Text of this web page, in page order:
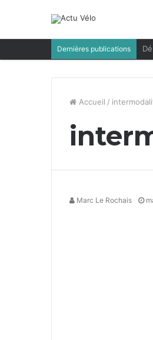
Dernières publications
Accueil /
Marc Le Rochais